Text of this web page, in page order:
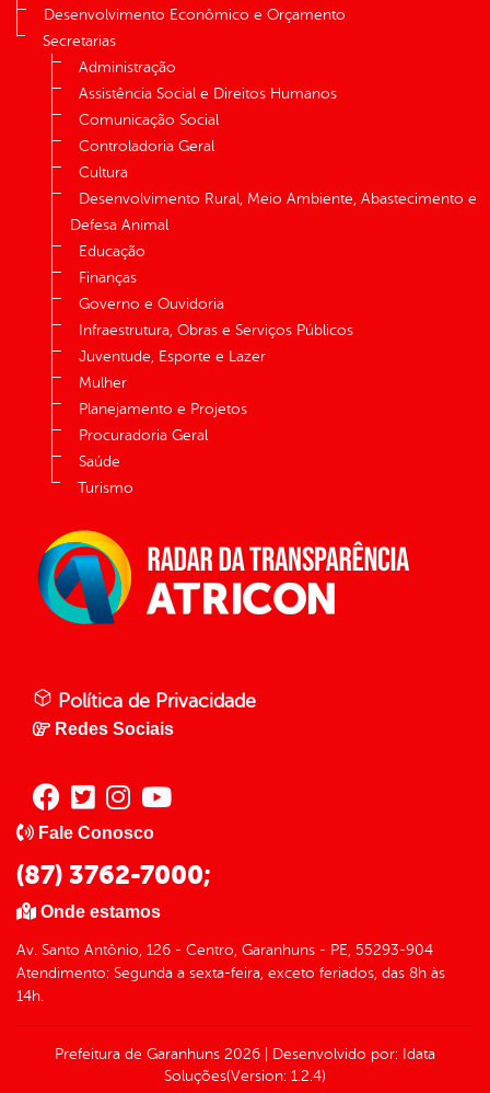
Desenvolvimento Econômico e Orçamento
Secretarias
Administração
Assistência Social e Direitos Humanos
Comunicação Social
Controladoria Geral
Cultura
Desenvolvimento Rural, Meio Ambiente, Abastecimento e
Defesa Animal
Educação
Finanças
Governo e Ouvidoria
Infraestrutura, Obras e Serviços Públicos
Juventude, Esporte e Lazer
Mulher
Planejamento e Projetos
Procuradoria Geral
Saúde
Turismo
Política de Privacidade
Redes Sociais
Fale Conosco
(87) 3762-7000;
Onde estamos
Av. Santo Antônio, 126 - Centro, Garanhuns - PE, 55293-904
Atendimento: Segunda a sexta-feira, exceto feriados, das 8h às
14h.
Prefeitura de Garanhuns 2026 Desenvolvido por: Idata
Soluções(Version: 1.2.4)